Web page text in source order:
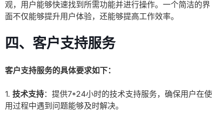
观，用户能够快速找到所需功能并进行操作。一个简洁的界
面不仅能够提升用户体验，还能够提高工作效率。
四、客户支持服务
客户支持服务的具体要求如下：
1. 技术支持：提供7*24小时的技术支持服务，确保用户在使
用过程中遇到问题能够及时解决。